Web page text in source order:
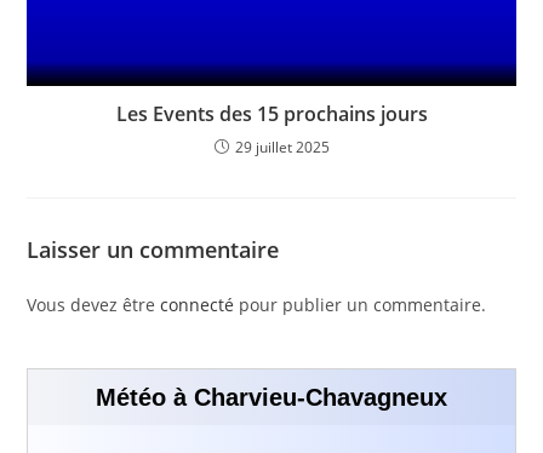
Les Events des 15 prochains jours
29 juillet 2025
Laisser un commentaire
Vous devez êtreconnecté pour publier un commentaire.
Météo à Charvieu-Chavagneux